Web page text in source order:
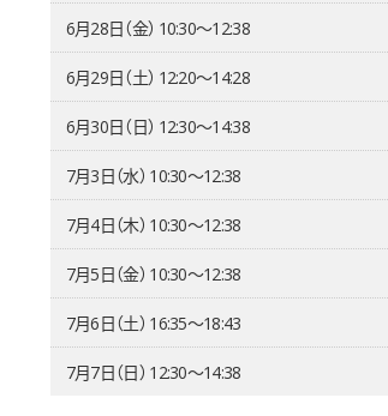
6月28日（金） 10:30〜12:38
6月29日（土） 12:20〜14:28
6月30日（日） 12:30〜14:38
7月3日（水） 10:30〜12:38
7月4日（木） 10:30〜12:38
7月5日（金） 10:30〜12:38
7月6日（土） 16:35〜18:43
7月7日（日） 12:30〜14:38